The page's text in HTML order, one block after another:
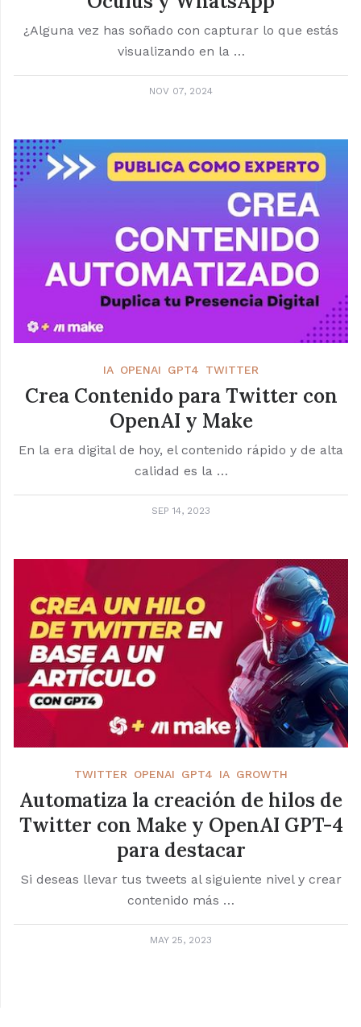
¿Alguna vez has soñado con capturar lo que estás
visualizando en la …
NOV 07, 2024
IA OPENAI GPT4 TWITTER
Crea Contenido para Twitter con
OpenAI y Make
En la era digital de hoy, el contenido rápido y de alta
calidad es la …
SEP 14, 2023
TWITTER OPENAI GPT4 IA GROWTH
Automatiza la creación de hilos de
Twitter con Make y OpenAI GPT-4
para destacar
Si deseas llevar tus tweets al siguiente nivel y crear
contenido más …
MAY 25, 2023